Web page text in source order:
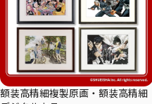
額装高精細複製原画・額装高精細